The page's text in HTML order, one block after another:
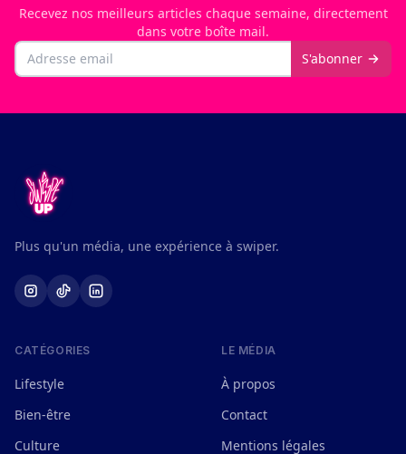
Recevez nos meilleurs articles chaque semaine, directement
dans votre boîte mail.
Email S'abonner
Plus qu'un média, une expérience à swiper.
CATÉGORIES
Lifestyle
Bien-être
Culture
LE MÉDIA
À propos
Contact
Mentions légales